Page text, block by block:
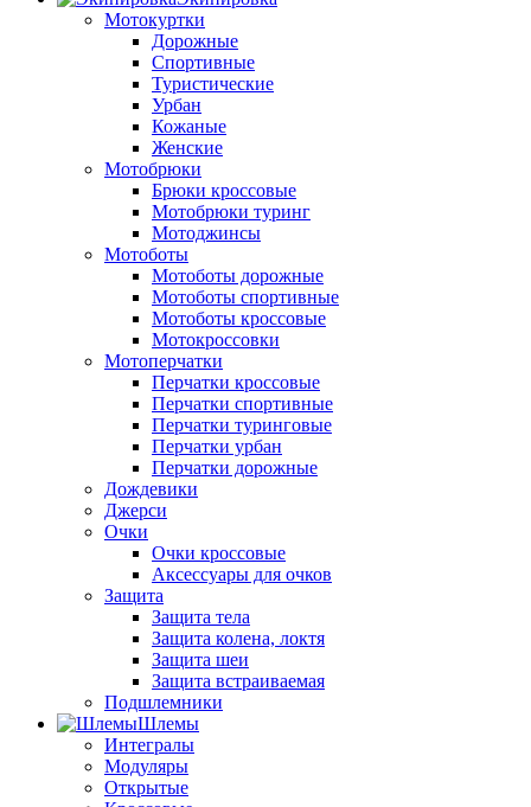
Мотокуртки
Дорожные
Спортивные
Туристические
Урбан
Кожаные
Женские
Мотобрюки
Брюки кроссовые
Мотобрюки туринг
Мотоджинсы
Мотоботы
Мотоботы дорожные
Мотоботы спортивные
Мотоботы кроссовые
Мотокроссовки
Мотоперчатки
Перчатки кроссовые
Перчатки спортивные
Перчатки туринговые
Перчатки урбан
Перчатки дорожные
Дождевики
Джерси
Очки
Очки кроссовые
Аксессуары для очков
Защита
Защита тела
Защита колена, локтя
Защита шеи
Защита встраиваемая
Подшлемники
Шлемы
Интегралы
Модуляры
Открытые